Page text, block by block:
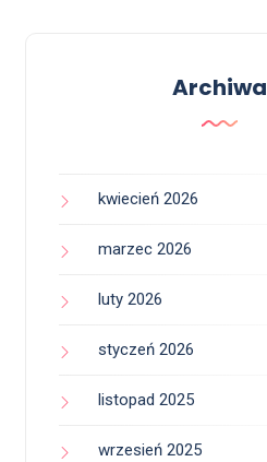
Archiwa
kwiecień 2026
marzec 2026
luty 2026
styczeń 2026
listopad 2025
wrzesień 2025